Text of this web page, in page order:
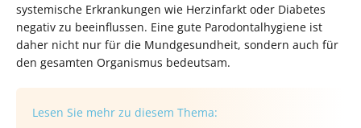
systemische Erkrankungen wie Herzinfarkt oder Diabetes
negativ zu beeinflussen. Eine gute Parodontalhygiene ist
daher nicht nur für die Mundgesundheit, sondern auch für
den gesamten Organismus bedeutsam.
Lesen Sie mehr zu diesem Thema: